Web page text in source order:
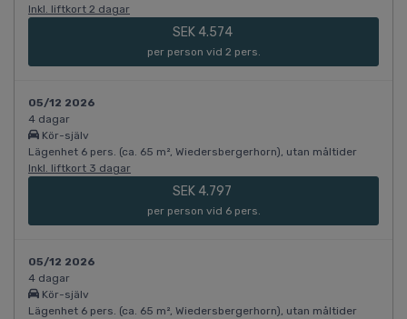
Inkl. liftkort 2 dagar
SEK 4.574
per person vid 2 pers.
05/12 2026
4 dagar
Kör-själv
Lägenhet 6 pers. (ca. 65 m², Wiedersbergerhorn), utan måltider
Inkl. liftkort 3 dagar
SEK 4.797
per person vid 6 pers.
05/12 2026
4 dagar
Kör-själv
Lägenhet 6 pers. (ca. 65 m², Wiedersbergerhorn), utan måltider